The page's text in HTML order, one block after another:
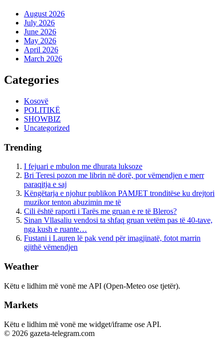
August 2026
July 2026
June 2026
May 2026
April 2026
March 2026
Categories
Kosovë
POLITIKË
SHOWBIZ
Uncategorized
Trending
I fejuari e mbulon me dhurata luksoze
Bri Teresi pozon me librin në dorë, por vëmendjen e merr
paraqitja e saj
Këngëtarja e njohur publikon PAMJET tronditëse ku drejtori
muzikor tenton abuzimin me të
Cili është raporti i Tarës me gruan e re të Bleros?
Sinan Vllasaliu vendosi ta shfaq gruan vetëm pas të 40-tave,
nga kush e ruante…
Fustani i Lauren lë pak vend për imagjinatë, fotot marrin
gjithë vëmendjen
Weather
Këtu e lidhim më vonë me API (Open-Meteo ose tjetër).
Markets
Këtu e lidhim më vonë me widget/iframe ose API.
© 2026 gazeta-telegram.com